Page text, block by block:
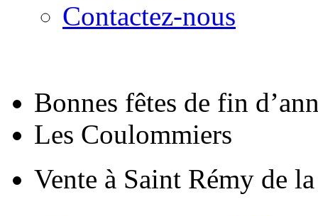
Contactez-nous
Bonnes fêtes de fin
Les Coulommiers
Vente à Saint Rémy de